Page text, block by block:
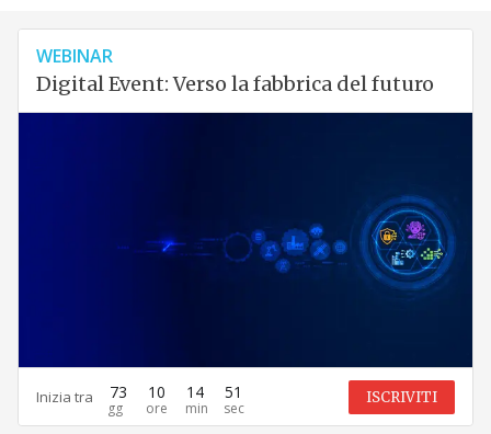
WEBINAR
Digital Event: Verso la fabbrica del futuro
Inizia tra 73 10 14 50 ISCRIVITI